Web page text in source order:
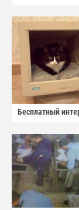
Бесплатный